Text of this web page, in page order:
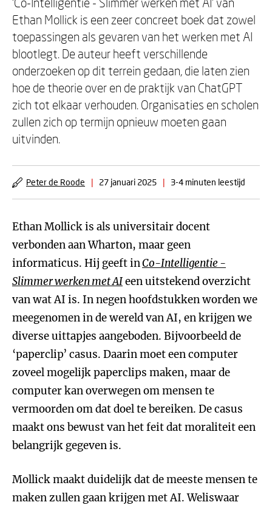
Ethan Mollick is een zeer concreet boek dat zowel
toepassingen als gevaren van het werken met AI
blootlegt. De auteur heeft verschillende
onderzoeken op dit terrein gedaan, die laten zien
hoe de theorie over en de praktijk van ChatGPT
zich tot elkaar verhouden. Organisaties en scholen
zullen zich op termijn opnieuw moeten gaan
uitvinden.
Peter de Roode | 27 januari 2025 | 3-4 minuten leestijd
Ethan Mollick is als universitair docent
verbonden aan Wharton, maar geen
informaticus. Hij geeft inCo-Intelligentie -
Slimmer werken met AIeen uitstekend overzicht
van wat AI is. In negen hoofdstukken worden we
meegenomen in de wereld van AI, en krijgen we
diverse uittapjes aangeboden. Bijvoorbeeld de
‘paperclip’ casus. Daarin moet een computer
zoveel mogelijk paperclips maken, maar de
computer kan overwegen om mensen te
vermoorden om dat doel te bereiken. De casus
maakt ons bewust van het feit dat moraliteit een
belangrijk gegeven is.
Mollick maakt duidelijk dat de meeste mensen te
maken zullen gaan krijgen met AI. Weliswaar